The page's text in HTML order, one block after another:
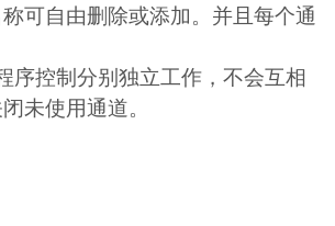
可自由删除或添加。并且每个通
序控制分别独立工作，不会互相
未使用通道。